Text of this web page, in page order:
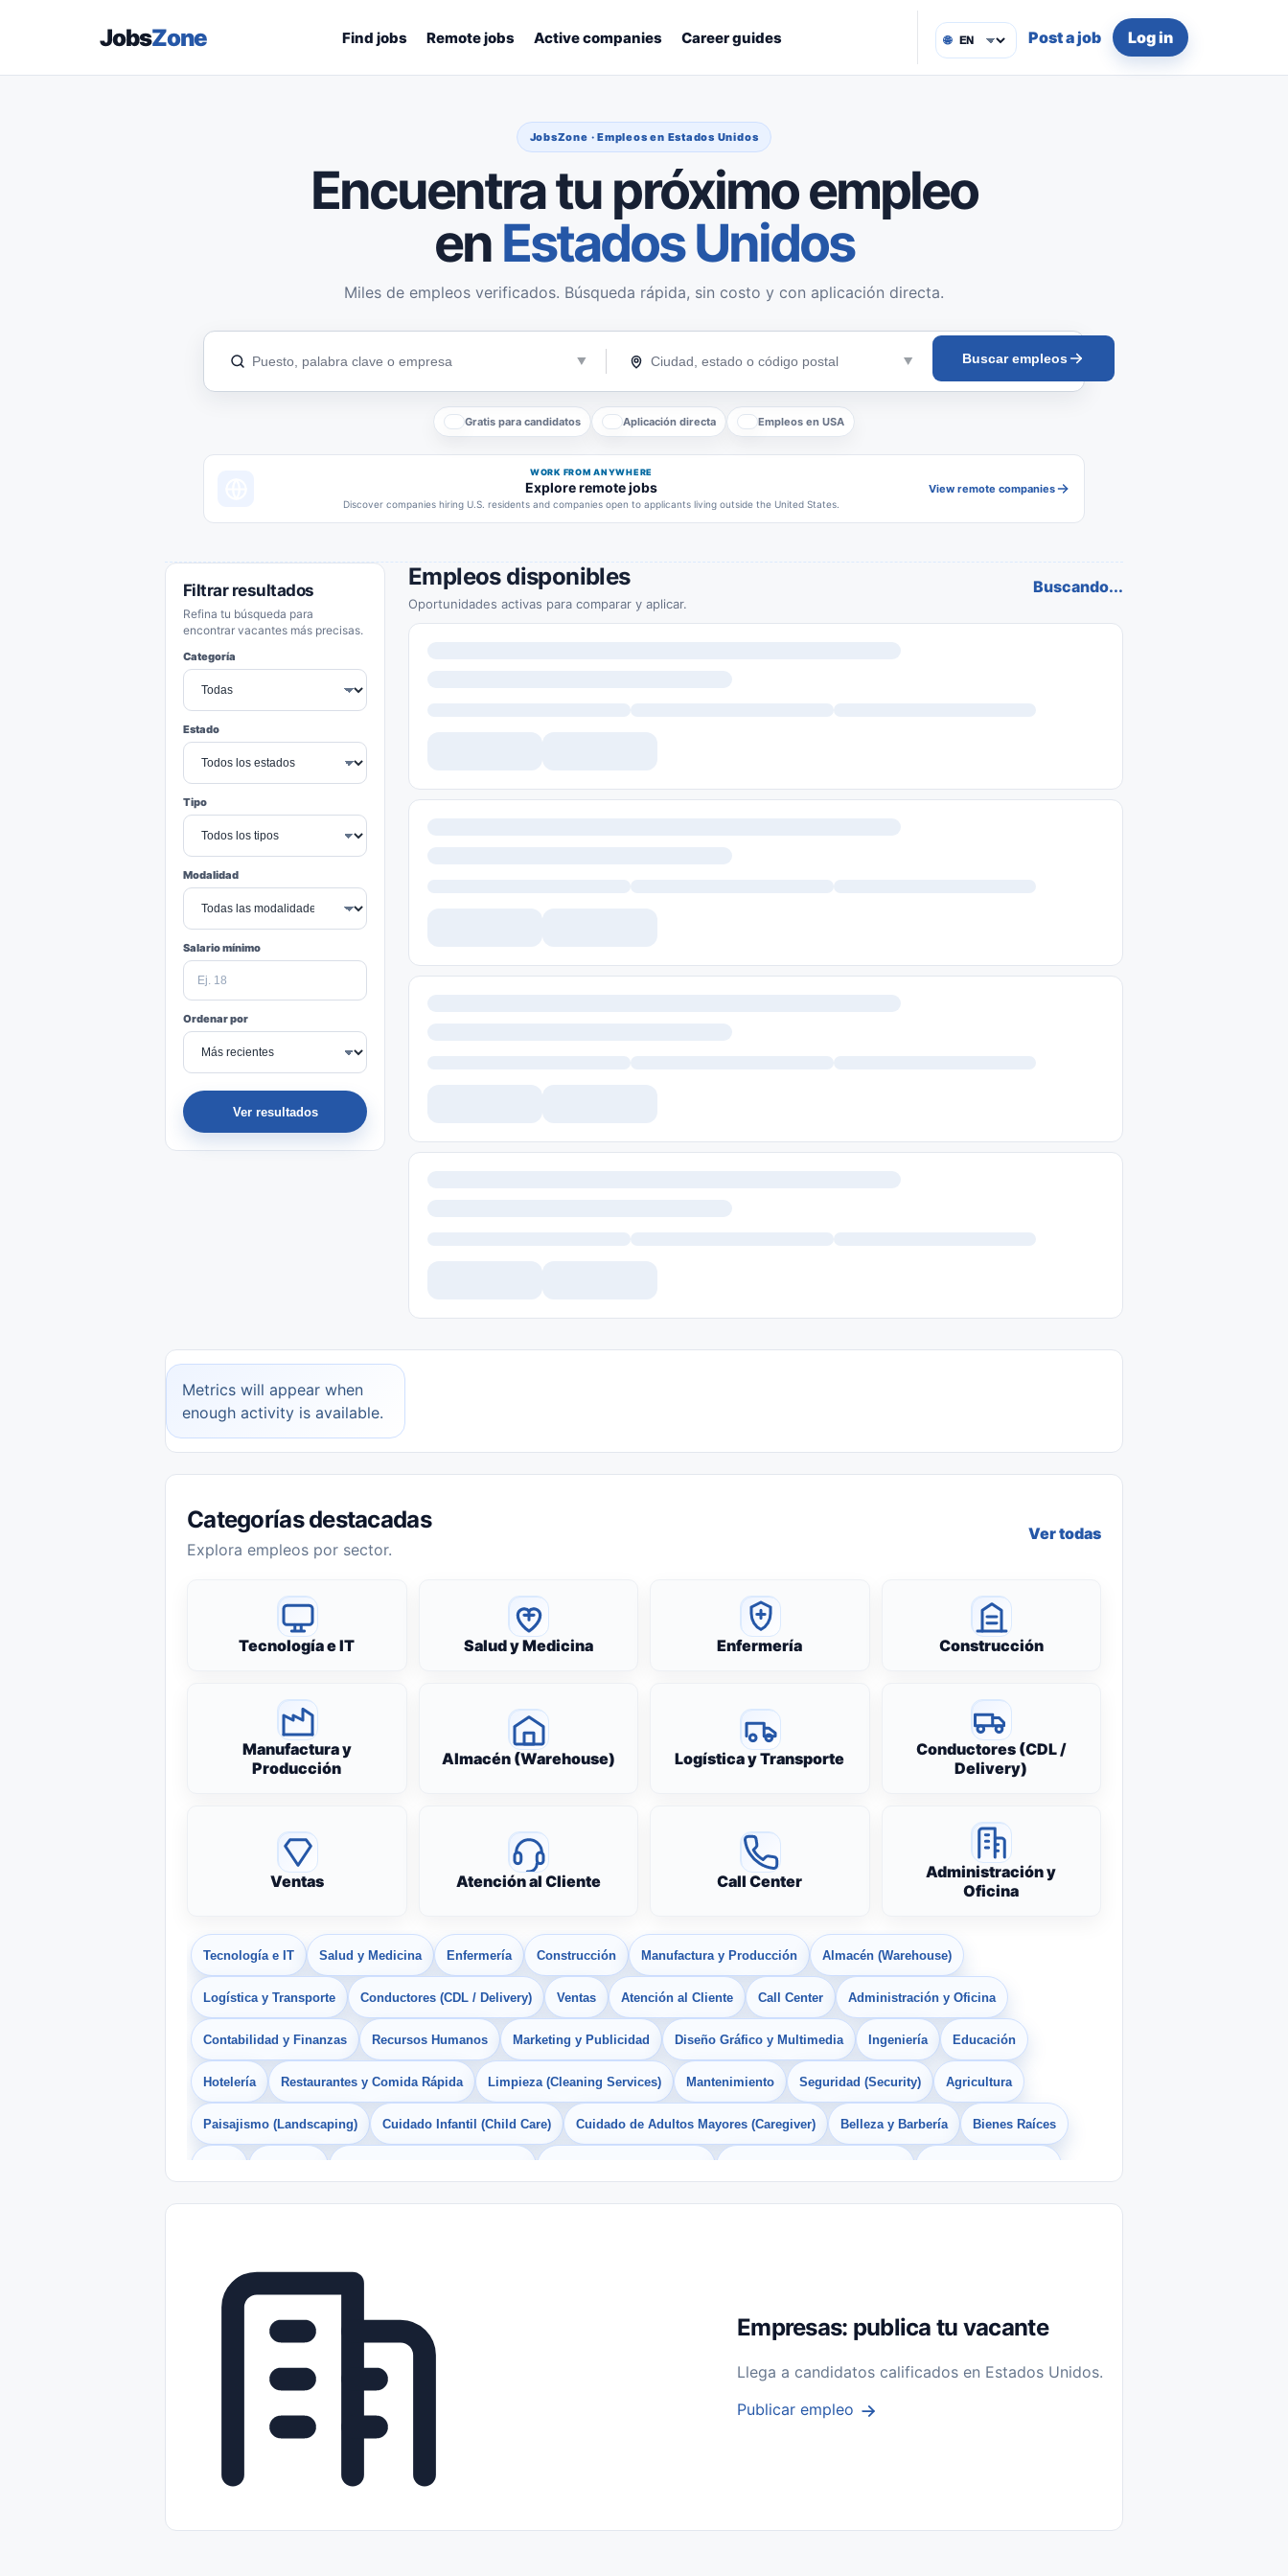
JobsZone Find jobs Remote jobs Active companies Career guides 🌐 Post a job Log in
JobsZone · Empleos en Estados Unidos
Encuentra tu próximo empleo
en Estados Unidos
Miles de empleos verificados. Búsqueda rápida, sin costo y con aplicación directa.
Buscar empleos
Gratis para candidatos Aplicación directa Empleos en USA
WORK FROM ANYWHERE
Explore remote jobs
Discover companies hiring U.S. residents and companies open to applicants living outside the United States.
View remote companies
Filtrar resultados
Refina tu búsqueda para
encontrar vacantes más precisas.
Categoría
Estado
Tipo
Modalidad
Salario mínimo
Ordenar por
Ver resultados
Empleos disponibles
Oportunidades activas para comparar y aplicar.
Buscando...
Metrics will appear when
enough activity is available.
Categorías destacadas
Explora empleos por sector.
Ver todas
Tecnología e IT Salud y Medicina Enfermería Construcción
Manufactura y
Producción
Almacén (Warehouse) Logística y Transporte
Conductores (CDL /
Delivery)
Ventas Atención al Cliente Call Center
Administración y
Oficina
Tecnología e IT Salud y Medicina Enfermería Construcción Manufactura y Producción Almacén (Warehouse)
Logística y Transporte Conductores (CDL / Delivery) Ventas Atención al Cliente Call Center Administración y Oficina
Contabilidad y Finanzas Recursos Humanos Marketing y Publicidad Diseño Gráfico y Multimedia Ingeniería Educación
Hotelería Restaurantes y Comida Rápida Limpieza (Cleaning Services) Mantenimiento Seguridad (Security) Agricultura
Paisajismo (Landscaping) Cuidado Infantil (Child Care) Cuidado de Adultos Mayores (Caregiver) Belleza y Barbería Bienes Raíces
Freelance Prácticas (Internships) Empleos para Estudiantes Empleos Bilingües (English/Spanish) Sin Experiencia
Telecomunicaciones
Empresas: publica tu vacante
Llega a candidatos calificados en Estados Unidos.
Publicar empleo